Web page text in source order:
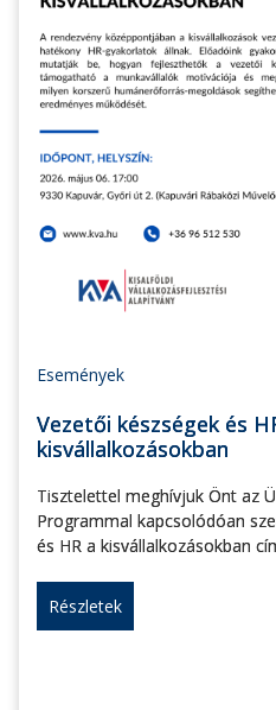
Események
Vezetői készségek és
kisvállalkozásokban
Tisztelettel meghívjuk Önt az
Programmal kapcsolódóan
és HR a kisvállalkozásokban
Részletek